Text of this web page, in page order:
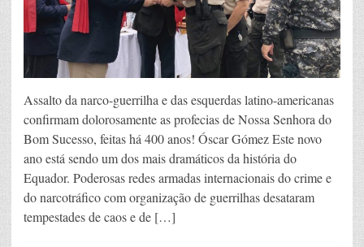
Assalto da narco-guerrilha e das esquerdas latino-americanas
confirmam dolorosamente as profecias de Nossa Senhora do
Bom Sucesso, feitas há 400 anos! Óscar Gómez Este novo
ano está sendo um dos mais dramáticos da história do
Equador. Poderosas redes armadas internacionais do crime e
do narcotráfico com organização de guerrilhas desataram
tempestades de caos e de […]